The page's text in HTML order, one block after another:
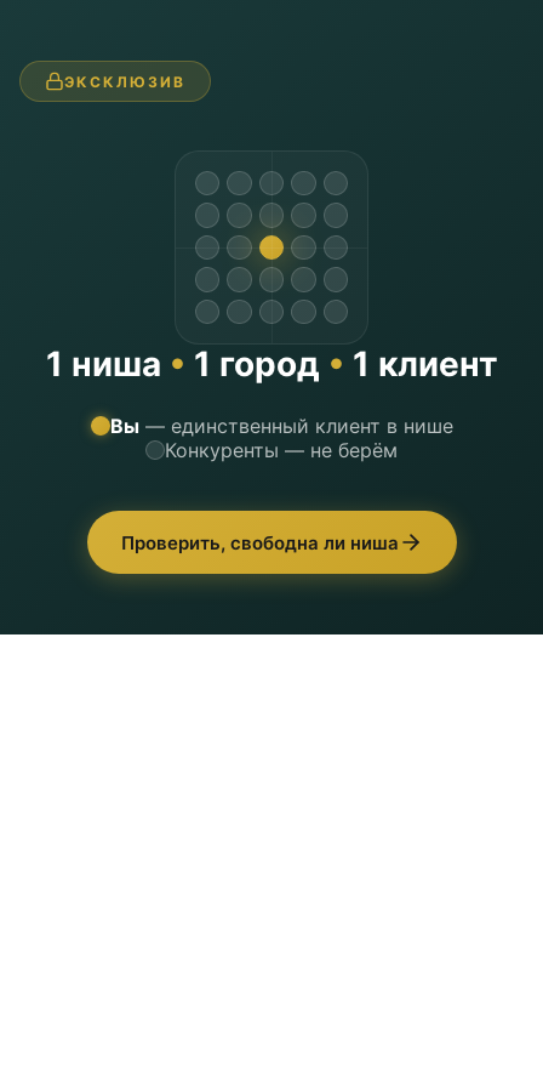
ЭКСКЛЮЗИВ
1 ниша • 1 город • 1 клиент
Вы— единственный клиент в нише
Конкуренты — не берём
Проверить, свободна ли ниша